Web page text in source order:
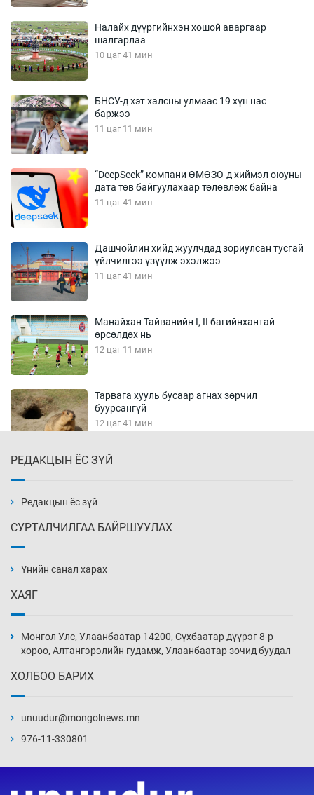
Налайх дүүргийнхэн хошой аваргаар
шалгарлаа
10 цаг 41 мин
БНСУ-д хэт халсны улмаас 19 хүн нас
баржээ
11 цаг 11 мин
“DeepSeek” компани ӨМӨЗО-д хиймэл оюуны
дата төв байгуулахаар төлөвлөж байна
11 цаг 41 мин
Дашчойлин хийд жуулчдад зориулсан тусгай
үйлчилгээ үзүүлж эхэлжээ
11 цаг 41 мин
Манайхан Тайванийн I, II багийнхантай
өрсөлдөх нь
12 цаг 11 мин
Тарвага хууль бусаар агнах зөрчил
буурсангүй
12 цаг 41 мин
13 цаг 11 мин
13 цаг 41 мин
14 цаг 11 мин
хэмжээг шинэчлэн тогтоох нь
15 цаг 11 мин
РЕДАКЦЫН ЁС ЗҮЙ
Редакцын ёс зүй
СУРТАЛЧИЛГАА БАЙРШУУЛАХ
Үнийн санал харах
ХАЯГ
Монгол Улс, Улаанбаатар 14200, Сүхбаатар дүүрэг 8-р
хороо, Алтангэрэлийн гудамж, Улаанбаатар зочид буудал
ХОЛБОО БАРИХ
unuudur@mongolnews.mn
976-11-330801